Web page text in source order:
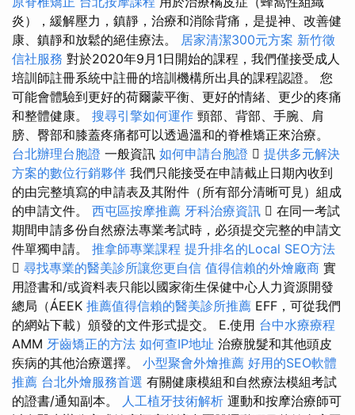
炎），緩解壓力，鎮靜，治療和消除背痛，是提神、改善健
康、鎮靜和放鬆的絕佳療法。 居家清潔300元方案 新竹徵
信社服務 對於2020年9月1日開始的課程，我們僅接受成人
培訓師註冊系統中註冊的培訓機構所出具的課程認證。 您
可能會體驗到更好的荷爾蒙平衡、更好的情緒、更少的疼痛
和整體健康。 搜尋引擎如何運作 頸部、背部、手腕、肩
膀、臀部和膝蓋疼痛都可以透過溫和的脊椎矯正來治療。
台北辦理台胞證 一般資訊 如何申請台胞證  提供多元解決
方案的數位行銷夥伴 我們只能接受在申請截止日期內收到
的由完整填寫的申請表及其附件（所有部分清晰可見）組成
的申請文件。 西屯區按摩推薦 牙科治療資訊  在同一考試
期間申請多份自然療法專業考試時，必須提交完整的申請文
件單獨申請。 推拿師專業課程 提升排名的Local SEO方法
 尋找專業的醫美診所讓您更自信 值得信賴的外燴廠商 實
用證書和/或資料表只能以國家衛生保健中心人力資源開發
總局（ÁEEK 推薦值得信賴的醫美診所推薦 EFF，可從我們
的網站下載）頒發的文件形式提交。 E.使用 台中水療療程
AMM 牙齒矯正的方法 如何查IP地址 治療脫髮和其他頭皮
疾病的其他治療選擇。 小型聚會外燴推薦 好用的SEO軟體
推薦 台北外燴服務首選 有關健康模組和自然療法模組考試
的證書/通知副本。 人工植牙技術解析 運動和按摩治療師可